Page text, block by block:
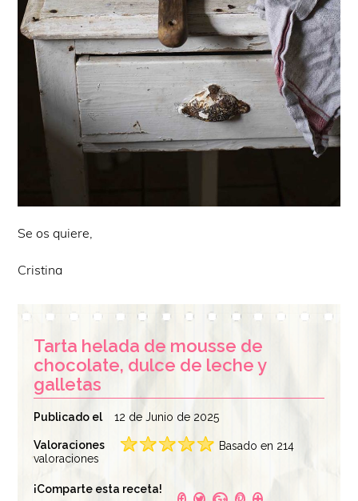
Se os quiere,
Cristina
Tarta helada de mousse de
chocolate, dulce de leche y
galletas
Publicado el 12 de Junio de 2025
Valoraciones
Basado en 214
valoraciones
¡Comparte esta receta!